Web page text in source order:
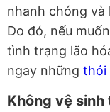
nhanh chóng và
Do đó, nếu
tình trạng lão
ngay những thói
Không vệ